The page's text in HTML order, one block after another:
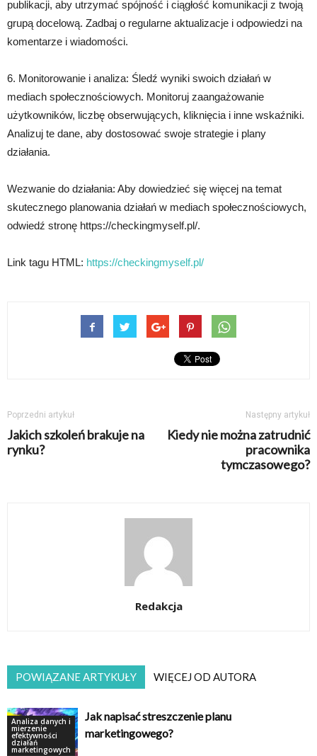
publikacji, aby utrzymać spójność i ciągłość komunikacji z twoją
grupą docelową. Zadbaj o regularne aktualizacje i odpowiedzi na
komentarze i wiadomości.
6. Monitorowanie i analiza: Śledź wyniki swoich działań w
mediach społecznościowych. Monitoruj zaangażowanie
użytkowników, liczbę obserwujących, kliknięcia i inne wskaźniki.
Analizuj te dane, aby dostosować swoje strategie i plany
działania.
Wezwanie do działania: Aby dowiedzieć się więcej na temat
skutecznego planowania działań w mediach społecznościowych,
odwiedź stronę https://checkingmyself.pl/.
Link tagu HTML: https://checkingmyself.pl/
Poprzedni artykuł
Jakich szkoleń brakuje na
rynku?
Następny artykuł
Kiedy nie można zatrudnić
pracownika
tymczasowego?
Redakcja
POWIĄZANE ARTYKUŁY WIĘCEJ OD AUTORA
Analiza danych i
mierzenie
efektywności
działań
marketingowych
Jak napisać streszczenie planu
marketingowego?